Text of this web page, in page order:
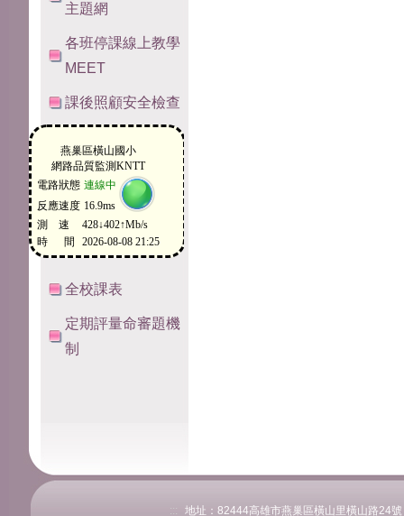
主題網
各班停課線上教學
MEET
課後照顧安全檢查
全校課表
定期評量命審題機
制
::: 地址：82444高雄市燕巢區橫山里橫山路24